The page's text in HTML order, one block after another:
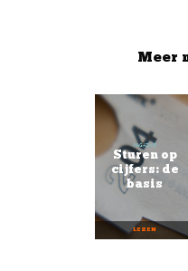
Meer
MAGAZINE
Sturen op
cijfers: de
basis
LEZEN